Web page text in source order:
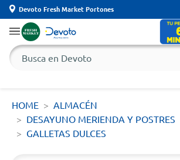
Devoto Fresh Market Portones
HOME
ALMACÉN
DESAYUNO MERIENDA Y POSTRES
GALLETAS DULCES